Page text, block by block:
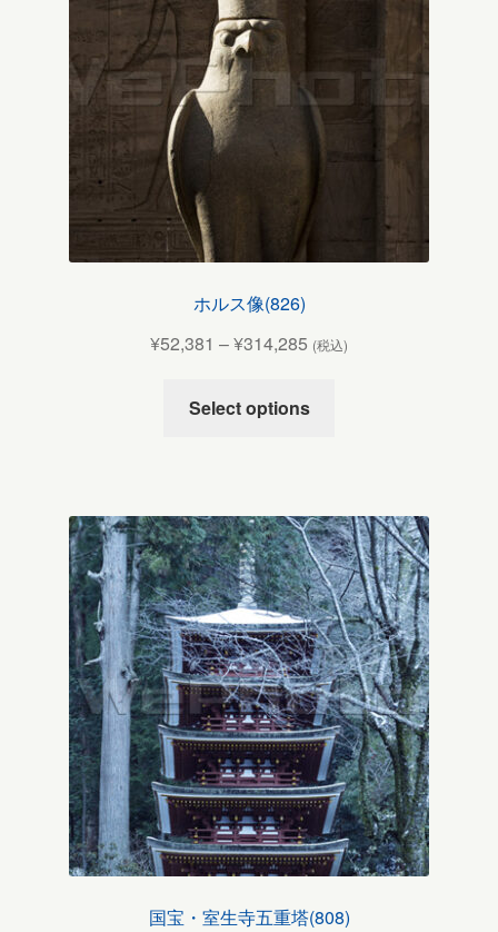
ホルス像(826)
¥52,381 –¥314,285 (税込)
Select options
国宝・室生寺五重塔(808)